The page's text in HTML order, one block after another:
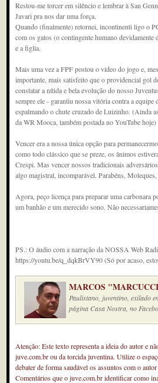
Restou-me torcer em silêncio e lembrar à San
Javari pra nos dar uma força.
Quando (finalmente) retornei, incontinenti ligo o
com os gatos (o contingente humano devidamente
e a figlia.
Mais uma vez a FPF postou o vídeo do jogo e,
importante, mais satisfeito que o providencial gol
constatar a nítida e bela evolução do nosso
sempre ele - garantiu nossa vitória contra a equipe
espalmando o chute cruzado de Luizinho. (Ainda
da WR Mooca, também postada no YouTube hoje)
Vencer era a nossa única opção para
como todo clássico que se preze, os ânimos
Crespi. Mas vencer nossos tradicionais
algo magistral, incomparável. Parabéns,
Agora, peço licença para preparar uma carbonara
um banhão e um merecido sono. Não
PS.: O áudio com a narração da NOSSA Web
https://youtu.be/q_dqkBrVY90 (Só por acaso,
MARCOS
Paulistano, juventino, exilado
página Casa Nostra, no
Atenção: Este texto representa a ideia do autor e
juve.com.br ou da torcida juventina. Utilize o
debater de forma saudável os assuntos com o
Comentários que o juve.com.br identificar como